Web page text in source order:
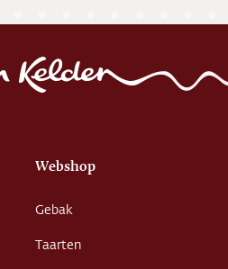
Webshop
Gebak
Taarten